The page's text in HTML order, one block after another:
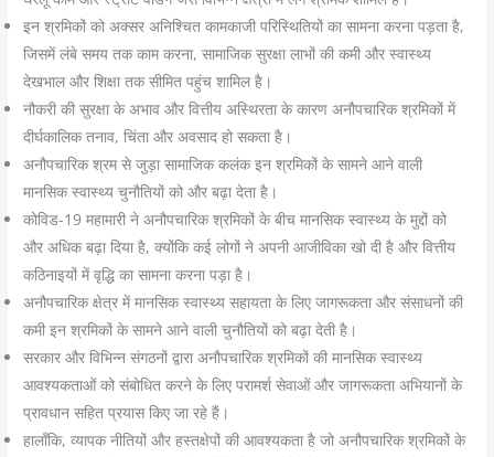
इन श्रमिकों को अक्सर अनिश्चित कामकाजी परिस्थितियों का सामना करना पड़ता है,
जिसमें लंबे समय तक काम करना, सामाजिक सुरक्षा लाभों की कमी और स्वास्थ्य
देखभाल और शिक्षा तक सीमित पहुंच शामिल है।
नौकरी की सुरक्षा के अभाव और वित्तीय अस्थिरता के कारण अनौपचारिक श्रमिकों में
दीर्घकालिक तनाव, चिंता और अवसाद हो सकता है।
अनौपचारिक श्रम से जुड़ा सामाजिक कलंक इन श्रमिकों के सामने आने वाली
मानसिक स्वास्थ्य चुनौतियों को और बढ़ा देता है।
कोविड-19 महामारी ने अनौपचारिक श्रमिकों के बीच मानसिक स्वास्थ्य के मुद्दों को
और अधिक बढ़ा दिया है, क्योंकि कई लोगों ने अपनी आजीविका खो दी है और वित्तीय
कठिनाइयों में वृद्धि का सामना करना पड़ा है।
अनौपचारिक क्षेत्र में मानसिक स्वास्थ्य सहायता के लिए जागरूकता और संसाधनों की
कमी इन श्रमिकों के सामने आने वाली चुनौतियों को बढ़ा देती है।
सरकार और विभिन्न संगठनों द्वारा अनौपचारिक श्रमिकों की मानसिक स्वास्थ्य
आवश्यकताओं को संबोधित करने के लिए परामर्श सेवाओं और जागरूकता अभियानों के
प्रावधान सहित प्रयास किए जा रहे हैं।
हालाँकि, व्यापक नीतियों और हस्तक्षेपों की आवश्यकता है जो अनौपचारिक श्रमिकों के